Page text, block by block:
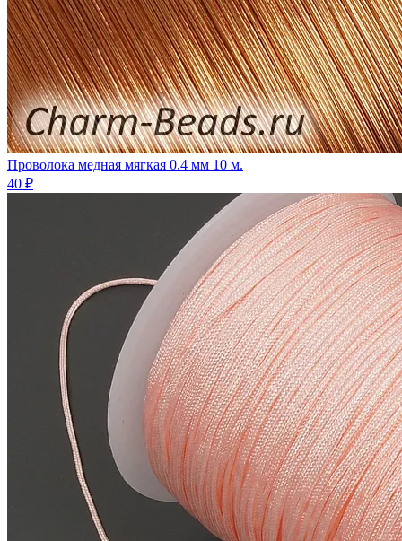
Проволока медная мягкая 0.4 мм 10 м.
40 ₽